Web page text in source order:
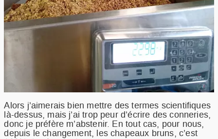
Alors j’aimerais bien mettre des termes scientifiques
là-dessus, mais j’ai trop peur d’écrire des conneries,
donc je préfère m’abstenir. En tout cas, pour nous,
depuis le changement, les chapeaux bruns, c’est